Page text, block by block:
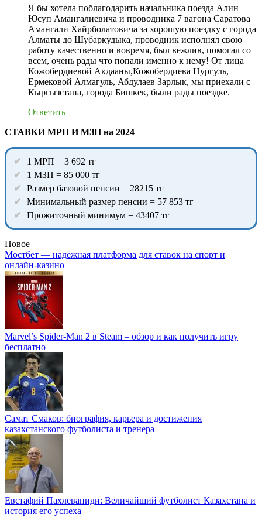
Я бы хотела поблагодарить начальника поезда Алин
Юсуп Амангалиевича и проводника 7 вагона Саратова
Амангали Хайрболатовича за хорошую поездку с города
Алматы до Шубаркудыка, проводник исполнял свою
работу качественно и вовремя, был вежлив, помогал со
всем, очень рады что попали именно к нему! От лица
Кожобердиевой Акдааны,Кожобердиева Нургуль,
Ермековой Алмагуль, Абдулаев Зарлык, мы приехали с
Кыргызстана, города Бишкек, были рады поездке.
Ответить
СТАВКИ МРП И МЗП на 2024
1 МРП = 3 692 тг
1 МЗП = 85 000 тг
Размер базовой пенсии = 28215 тг
Минимальный размер пенсии = 57 853 тг
Прожиточный минимум = 43407 тг
Новое
Мостбет — надёжная платформа для ставок на спорт и
онлайн-казино
Marvel’s Spider-Man 2 в Steam – обзор и как получить игру
бесплатно
Самат Смаков: биография, карьера и достижения
казахстанского футболиста и тренера
Евстафий Пахлеваниди: Величайший футболист Казахстана и
история его успеха